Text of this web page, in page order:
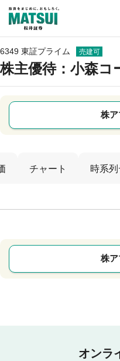
6349 東証プライム 売建可
株主優待：小森コ
株
チャート 時系
株
オンラ